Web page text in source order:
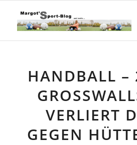
HANDBALL –
ERLIERT
EGEN